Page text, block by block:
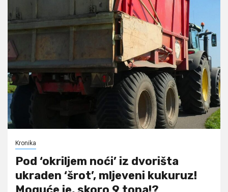
Kronika
Pod ‘okriljem noći’ iz dvorišta
ukraden ‘šrot’, mljeveni kukuruz!